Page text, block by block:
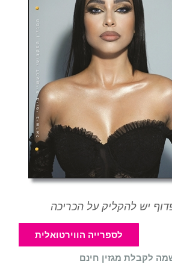
יש להקליק על הכריכה
לספרייה הווירטואלית
לקבלת מגזין חינם